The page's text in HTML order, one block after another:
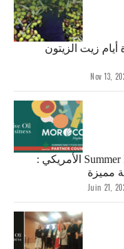
أيام زيت الزيتون
Nov 13,
معرض Summer Fancy Food الأمريكي :
مميزة
Juin 21,